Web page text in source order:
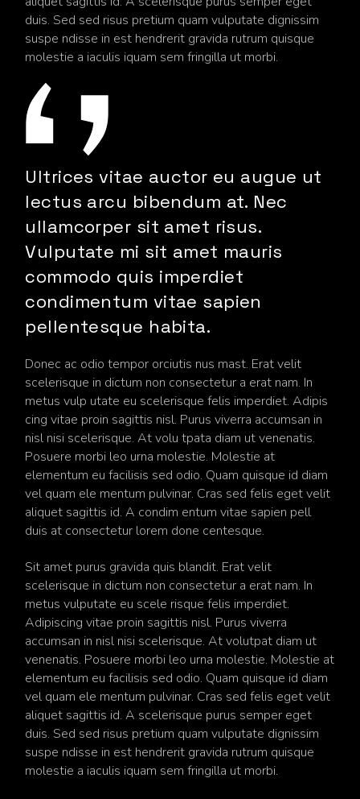
duis. Sed sed risus pretium quam vulputate dignissim
suspe ndisse in est hendrerit gravida rutrum quisque
molestie a iaculis iquam sem fringilla ut morbi.
Ultrices vitae auctor eu augue ut
lectus arcu bibendum at. Nec
ullamcorper sit amet risus.
Vulputate mi sit amet mauris
commodo quis imperdiet
condimentum vitae sapien
pellentesque habita.
Donec ac odio tempor orciutis nus mast. Erat velit
scelerisque in dictum non consectetur a erat nam. In
metus vulp utate eu scelerisque felis imperdiet. Adipis
cing vitae proin sagittis nisl. Purus viverra accumsan in
nisl nisi scelerisque. At volu tpata diam ut venenatis.
Posuere morbi leo urna molestie. Molestie at
elementum eu facilisis sed odio. Quam quisque id diam
vel quam ele mentum pulvinar. Cras sed felis eget velit
aliquet sagittis id. A condim entum vitae sapien pell
duis at consectetur lorem done centesque.
Sit amet purus gravida quis blandit. Erat velit
scelerisque in dictum non consectetur a erat nam. In
metus vulputate eu scele risque felis imperdiet.
Adipiscing vitae proin sagittis nisl. Purus viverra
accumsan in nisl nisi scelerisque. At volutpat diam ut
venenatis. Posuere morbi leo urna molestie. Molestie at
elementum eu facilisis sed odio. Quam quisque id diam
vel quam ele mentum pulvinar. Cras sed felis eget velit
aliquet sagittis id. A scelerisque purus semper eget
duis. Sed sed risus pretium quam vulputate dignissim
suspe ndisse in est hendrerit gravida rutrum quisque
molestie a iaculis iquam sem fringilla ut morbi.